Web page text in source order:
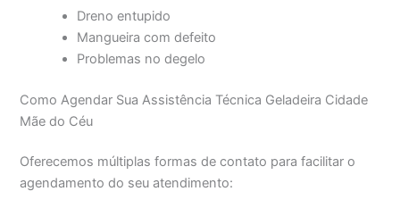
Dreno entupido
Mangueira com defeito
Problemas no degelo
Como Agendar Sua Assistência Técnica Geladeira Cidade
Mãe do Céu
Oferecemos múltiplas formas de contato para facilitar o
agendamento do seu atendimento: